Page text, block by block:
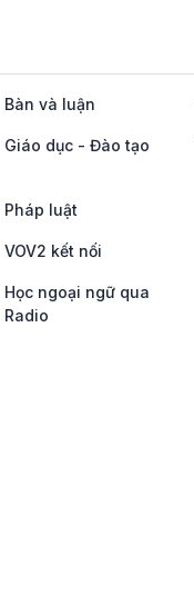
Bàn và luận
Giáo dục - Đào tạo
Pháp luật
VOV2 kết nối
Học ngoại ngữ qua
Radio